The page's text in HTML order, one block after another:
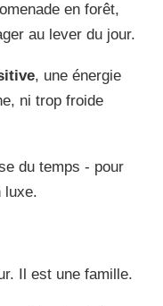
en forêt,
au lever du jour.
, une énergie
ni trop froide
du temps - pour
luxe.
Il est une famille.